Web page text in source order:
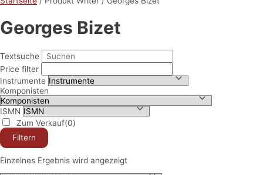
Georges Bizet
Textsuche
Price filter
Instrumente
Komponisten
ISMN
Zum Verkauf(0)
Filtern
Einzelnes Ergebnis wird angezeigt